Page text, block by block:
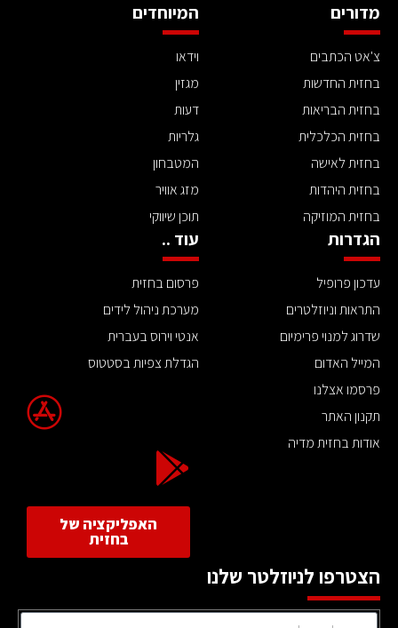
מדורים
צ'אט הכתבים
בחזית החדשות
בחזית הבריאות
בחזית הכלכלית
בחזית לאישה
בחזית היהדות
בחזית המוזיקה
המיוחדים
וידאו
מגזין
דעות
גלריות
המטבחון
מזג אוויר
תוכן שיווקי
הגדרות
עדכון פרופיל
התראות וניוזלטרים
שדרוג למנוי פרימיום
המייל האדום
פרסמו אצלנו
תקנון האתר
אודות בחזית מדיה
עוד ..
פרסום בחזית
מערכת ניהול לידים
אנטי וירוס בעברית
הגדלת צפיות בסטטוס
האפליקציה של
בחזית
הצטרפו לניוזלטר שלנו